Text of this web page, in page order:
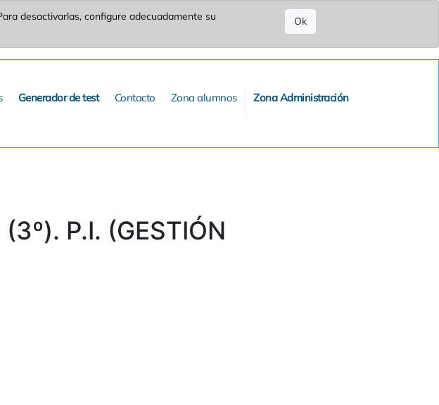
desactivarlas, configure adecuadamente su
Ok
Generador de test Contacto Zona alumnos Zona Administración
P.I. (GESTIÓN